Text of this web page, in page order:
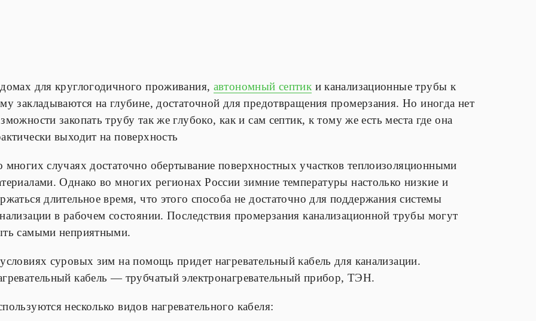
для круглогодичного проживания, автономный септик и канализационные трубы к
закладываются на глубине, достаточной для предотвращения промерзания. Но иногда нет
закопать трубу так же глубоко, как и сам септик, к тому же есть места где она
выходит на поверхность
многих случаях достаточно обертывание поверхностных участков теплоизоляционными
Однако во многих регионах России зимние температуры настолько низкие и
длительное время, что этого способа не достаточно для поддержания системы
в рабочем состоянии. Последствия промерзания канализационной трубы могут
самыми неприятными.
суровых зим на помощь придет нагревательный кабель для канализации.
кабель — трубчатый электронагревательный прибор, ТЭН.
несколько видов нагревательного кабеля: